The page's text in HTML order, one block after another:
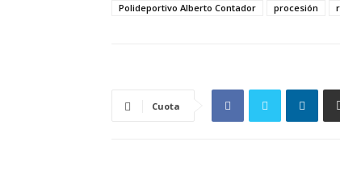
Polideportivo Alberto Contador
procesión
Cuota